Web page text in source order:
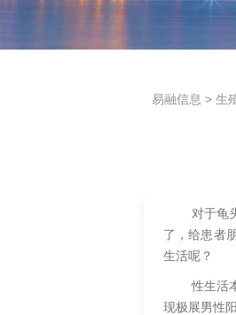
易融信息 > 生
对于龟
了，给患者
生活呢？
性生活
现极展男性